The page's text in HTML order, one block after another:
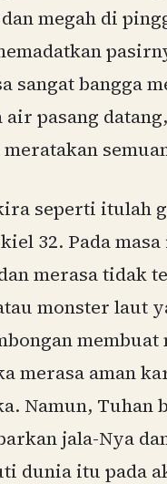
megah di
sangat bangga
pasang
seperti itulah
32. Pada
merasa tidak
monster laut
merasa aman
Namun, Tuhan
jala-Nya
dunia itu pada